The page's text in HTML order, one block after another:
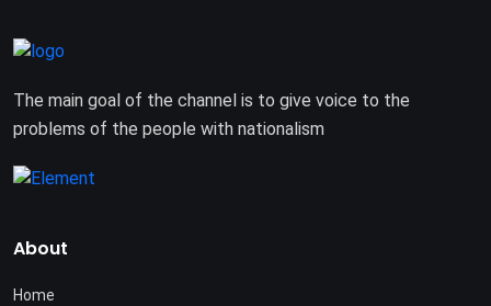
The main goal of the channel is to give voice to the
problems of the people with nationalism
About
Home